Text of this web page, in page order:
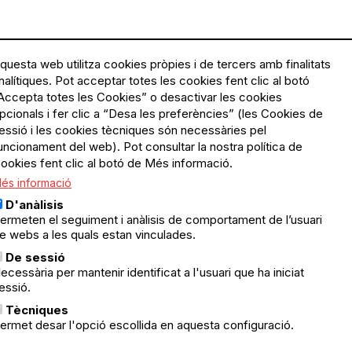
Menú
Legal
Política de privacitat
Avís legal
Política de cookies
organitzadors.
web utilitza cookies pròpies i de tercers amb finalitats
Pot acceptar totes les cookies fent clic al botó
totes les Cookies” o desactivar les cookies
i fer clic a “Desa les preferències” (les Cookies de
i les cookies tècniques són necessàries pel
del web). Pot consultar la nostra política de
fent clic al botó de Més informació.
informació
D'anàlisis
el seguiment i anàlisis de comportament de l’usuari
webs a les quals estan vinculades.
De sessió
per mantenir identificat a l'usuari que ha iniciat
Tècniques
desar l'opció escollida en aquesta configuració.